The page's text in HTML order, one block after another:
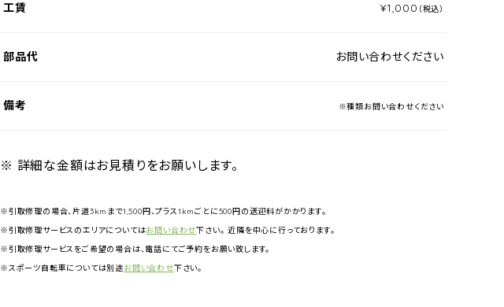
工賃 ¥1,000 （税込）
部品代 お問い合わせください
備考 ※種類お問い合わせください
※ 詳細な金額はお見積りをお願いします。
※引取修理の場合、片道3kmまで1,500円、プラス1kmごとに500円の送迎料がかかります。
※引取修理サービスのエリアについてはお問い合わせ下さい。 近隣を中心に行っております。
※引取修理サービスをご希望の場合は、電話にてご予約をお願い致します。
※スポーツ自転車については別途お問い合わせ下さい。